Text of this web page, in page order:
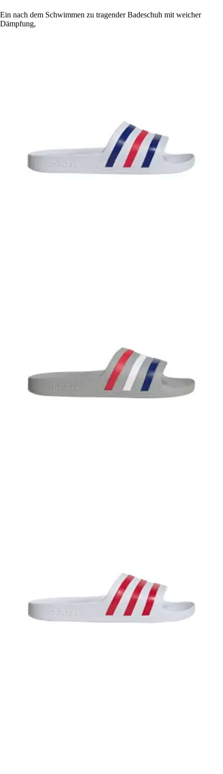
Ein nach dem Schwimmen zu tragender Badeschuh mit weicher
Dämpfung,